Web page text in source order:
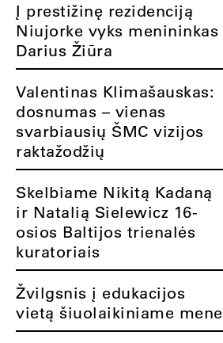
Į prestižinę rezidenciją
Niujorke vyks menininkas
Darius Žiūra
Valentinas Klimašauskas:
dosnumas – vienas
svarbiausių ŠMC vizijos
raktažodžių
Skelbiame Nikitą Kadaną
ir Natalią Sielewicz 16-
osios Baltijos trienalės
kuratoriais
Žvilgsnis į edukacijos
vietą šiuolaikiniame mene